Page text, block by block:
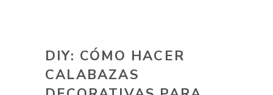
DIY: CÓMO HACER
CALABAZAS